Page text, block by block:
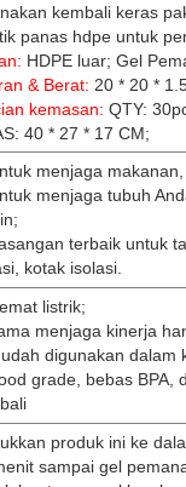
kembali keras
panas hdpe untuk
HDPE luar; Gel
& Berat: 20 * 20 *
kemasan: QTY:
40 * 27 * 17 CM;
menjaga
menjaga tubuh
terbaik untuk
kotak isolasi.
listrik;
menjaga kinerja
digunakan dalam
grade, bebas BPA,
produk ini ke
sampai gel